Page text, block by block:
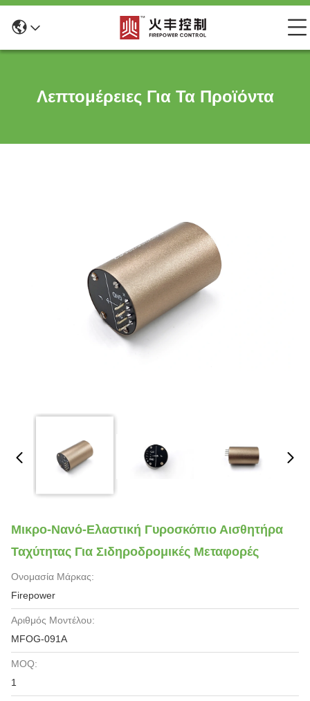
Λεπτομέρειες Για Τα Προϊόντα
Μικρο-Νανό-Ελαστική Γυροσκόπιο Αισθητήρα
Ταχύτητας Για Σιδηροδρομικές Μεταφορές
Ονομασία Μάρκας:
Firepower
Αριθμός Μοντέλου:
MFOG-091Α
MOQ:
1